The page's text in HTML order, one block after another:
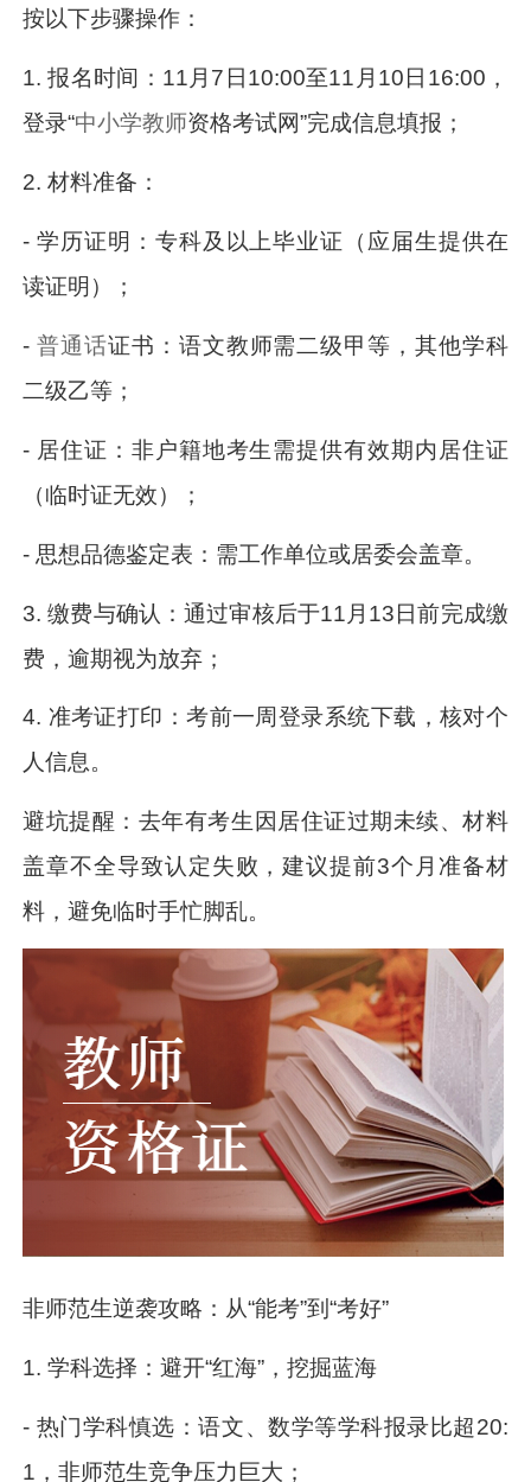
按以下步骤操作：
1. 报名时间：11月7日10:00至11月10日16:00，
登录“中小学教师资格考试网”完成信息填报；
2. 材料准备：
- 学历证明：专科及以上毕业证（应届生提供在
读证明）；
-普通话证书：语文教师需二级甲等，其他学科
二级乙等；
- 居住证：非户籍地考生需提供有效期内居住证
（临时证无效）；
- 思想品德鉴定表：需工作单位或居委会盖章。
3. 缴费与确认：通过审核后于11月13日前完成缴
费，逾期视为放弃；
4. 准考证打印：考前一周登录系统下载，核对个
人信息。
避坑提醒：去年有考生因居住证过期未续、材料
盖章不全导致认定失败，建议提前3个月准备材
料，避免临时手忙脚乱。
非师范生逆袭攻略：从“能考”到“考好”
1. 学科选择：避开“红海”，挖掘蓝海
- 热门学科慎选：语文、数学等学科报录比超20:
1，非师范生竞争压力巨大；